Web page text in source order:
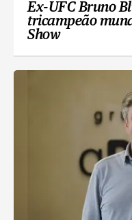
Ex-UFC Bruno
tricampeão
Show